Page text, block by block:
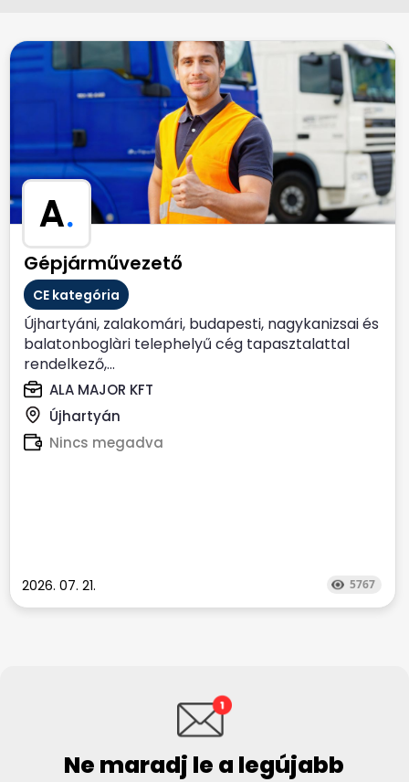
A.
Gépjárművezető
CE kategória
Újhartyáni, zalakomári, budapesti, nagykanizsai és
balatonboglàri telephelyű cég tapasztalattal
rendelkező,...
ALA MAJOR KFT
Újhartyán
Nincs megadva
2026. 07. 21. 5767
Ne maradj le a legújabb